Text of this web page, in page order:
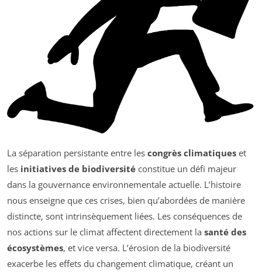
La séparation persistante entre les congrès climatiques et
les initiatives de biodiversité constitue un défi majeur
dans la gouvernance environnementale actuelle. L’histoire
nous enseigne que ces crises, bien qu’abordées de manière
distincte, sont intrinsèquement liées. Les conséquences de
nos actions sur le climat affectent directement la santé des
écosystèmes, et vice versa. L’érosion de la biodiversité
exacerbe les effets du changement climatique, créant un